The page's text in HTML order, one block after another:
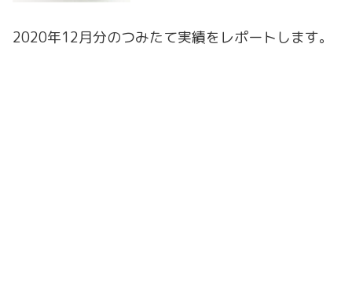
2020年12月分のつみたて実績をレポートします。